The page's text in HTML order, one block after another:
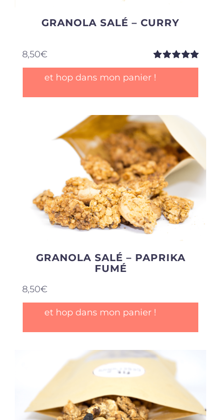
GRANOLA SALÉ – CURRY
Note5.00sur
8,50€
et hop dans mon panier !
GRANOLA SALÉ – PAPRIKA
FUMÉ
8,50€
et hop dans mon panier !